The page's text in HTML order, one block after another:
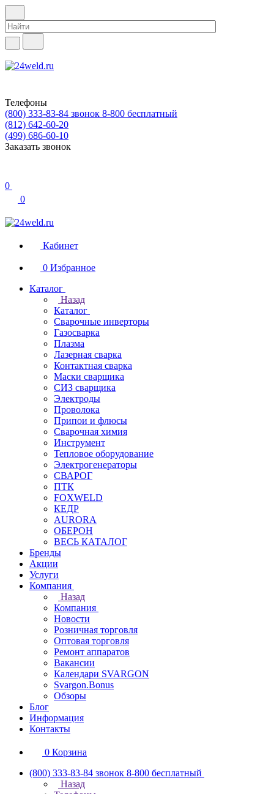
Телефоны
(800) 333-83-84 звонок 8-800 бесплатный
(812) 642-60-20
(499) 686-60-10
Заказать звонок
0
0
Кабинет
0 Избранное
Каталог
Назад
Каталог
Сварочные инверторы
Газосварка
Плазма
Лазерная сварка
Контактная сварка
Маски сварщика
СИЗ сварщика
Электроды
Проволока
Припои и флюсы
Сварочная химия
Инструмент
Тепловое оборудование
Электрогенераторы
СВАРОГ
ПТК
FOXWELD
КЕДР
AURORA
ОБЕРОН
ВЕСЬ КАТАЛОГ
Бренды
Акции
Услуги
Компания
Назад
Компания
Новости
Розничная торговля
Оптовая торговля
Ремонт аппаратов
Вакансии
Календари SVARGON
Svargon.Bonus
Обзоры
Блог
Информация
Контакты
0 Корзина
(800) 333-83-84 звонок 8-800 бесплатный
Назад